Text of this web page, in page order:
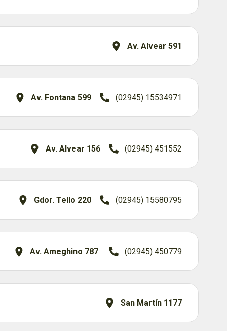
Av. Alvear 591
Av. Fontana 599 (02945) 15534971
Av. Alvear 156 (02945) 451552
Gdor. Tello 220 (02945) 15580795
Av. Ameghino 787 (02945) 450779
San Martín 1177